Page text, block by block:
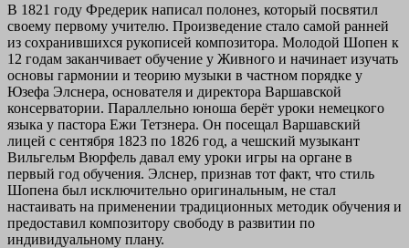
В 1821 году Фредерик написал полонез, который посвятил
своему первому учителю. Произведение стало самой ранней
из сохранившихся рукописей композитора. Молодой Шопен к
12 годам заканчивает обучение у Живного и начинает изучать
основы гармонии и теорию музыки в частном порядке у
Юзефа Элснера, основателя и директора Варшавской
консерватории. Параллельно юноша берёт уроки немецкого
языка у пастора Ежи Тетзнера. Он посещал Варшавский
лицей с сентября 1823 по 1826 год, а чешский музыкант
Вильгельм Вюрфель давал ему уроки игры на органе в
первый год обучения. Элснер, признав тот факт, что стиль
Шопена был исключительно оригинальным, не стал
настаивать на применении традиционных методик обучения и
предоставил композитору свободу в развитии по
индивидуальному плану.